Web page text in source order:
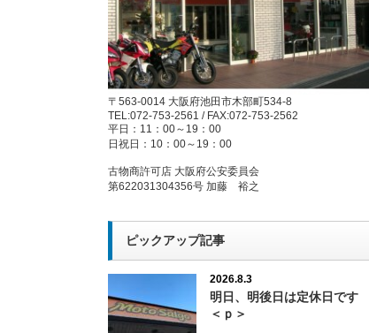
〒563-0014 大阪府池田市木部町534-8
TEL:072-753-2561 / FAX:072-753-2562
平日：11：00～19：00
日祝日：10：00～19：00
古物商許可店 大阪府公安委員会
第622031304356号 加藤 裕之
ピックアップ記事
2026.8.3
明日、明後日は定休日です
＜ｐ＞